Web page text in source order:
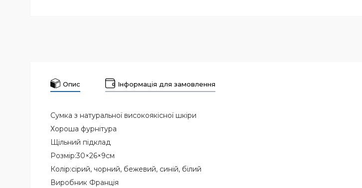
Опис Інформація для замовлення
Сумка з натуральної високоякісної шкіри
Хороша фурнітура
Щільний підклад
Розмір:30×26×9см
Колір:сірий, чорний, бежевий, синій, білий
Виробник Франція